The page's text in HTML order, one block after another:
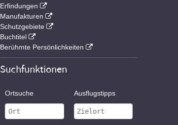
Erfindungen
Manufakturen
Schutzgebiete
Buchtitel
Berühmte Persönlichkeiten
Suchfunktionen
Ortsuche Ausflugstipps